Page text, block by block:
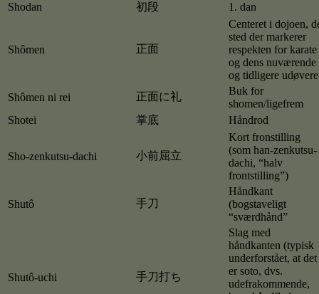
Shodan
初段 1. dan
Shômen 正面
Centeret i dojoen,
sted der markerer
respekten for karate
og dens nuværende
og tidligere udøvere
Shômen ni rei
正面に礼
Buk for
shomen/ligefrem
Shotei
掌底 Håndrod
Sho-zenkutsu-dachi 小前屈立
Kort fronstilling
(som han-zenkutsu-
dachi, “halv
frontstilling”)
Shutô 手刀
Håndkant
(bogstaveligt
“sværdhånd”
Shutô-uchi 手刀打ち
Slag med
håndkanten (typisk
underforstået, at det
er soto, dvs.
udefrakommende,